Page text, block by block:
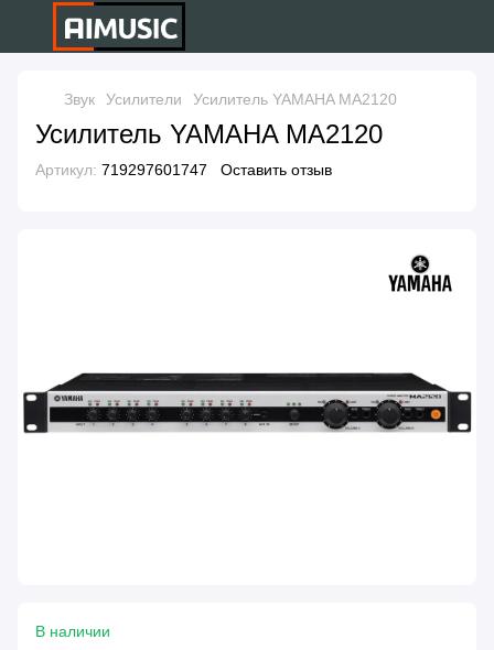
Звук Усилители Усилитель YAMAHA MA2120
Усилитель YAMAHA MA2120
Артикул: 719297601747 Оставить отзыв
В наличии